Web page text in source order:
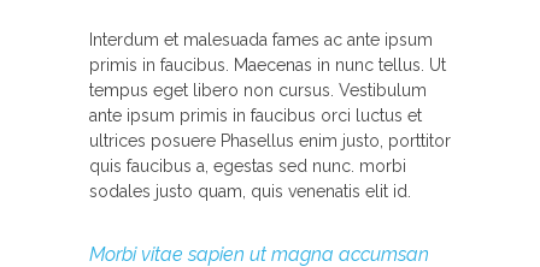
Interdum et malesuada fames ac ante ipsum
primis in faucibus. Maecenas in nunc tellus. Ut
tempus eget libero non cursus. Vestibulum
ante ipsum primis in faucibus orci luctus et
ultrices posuere Phasellus enim justo, porttitor
quis faucibus a, egestas sed nunc. morbi
sodales justo quam, quis venenatis elit id.
Morbi vitae sapien ut magna accumsan